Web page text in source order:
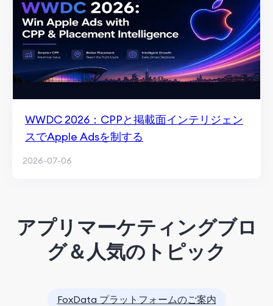
WWDC 2026：CPPと掲載面インテリジェン
スでApple Adsを制する
2026-07-06
アプリマーケティングブロ
グ＆人気のトピック
FoxData プラットフォームのご案内